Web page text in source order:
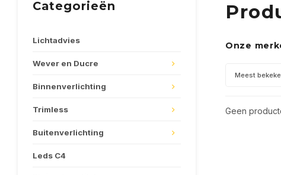
Categorieën
Lichtadvies
Wever en Ducre
Binnenverlichting
Trimless
Buitenverlichting
Leds C4
Onze
Meest
Geen